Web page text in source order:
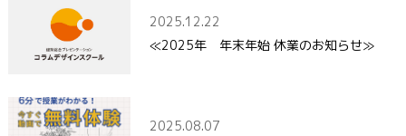
2025.12.22
≪2025年 年末年始 休業のお知らせ≫
2025.08.07